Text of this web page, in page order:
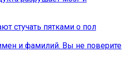
стучать пятками о пол
и фамилий. Вы не поверите